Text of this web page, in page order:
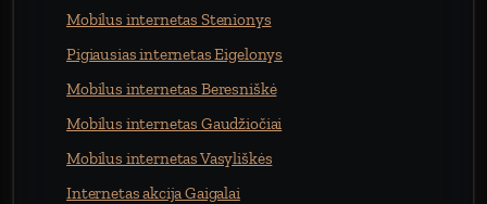
Mobilus internetas Stenionys
Pigiausias internetas Eigelonys
Mobilus internetas Beresniškė
Mobilus internetas Gaudžiočiai
Mobilus internetas Vasyliškės
Internetas akcija Gaigalai